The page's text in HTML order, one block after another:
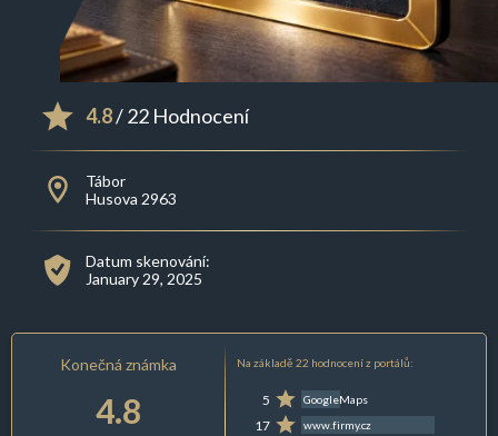
4.8/ 22 Hodnocení
Tábor
Husova 2963
Datum skenování:
January 29, 2025
Konečná známka
4.8
Na základě 22 hodnocení z portálů:
5 GoogleMaps
17 www.firmy.cz